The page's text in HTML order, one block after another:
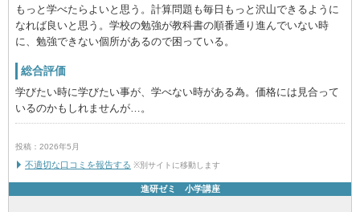
もっと学べたらよいと思う。計算問題も毎日もっと沢山できるように
なれば良いと思う。学校の勉強が教科書の順番通り進んでいない時
に、勉強できない個所があるので困っている。
総合評価
学びたい時に学びたい事が、学べない時がある為。価格には見合って
いるのかもしれませんが…。
投稿：2026年5月
不適切な口コミを報告する ※別サイトに移動します
進研ゼミ 小学講座